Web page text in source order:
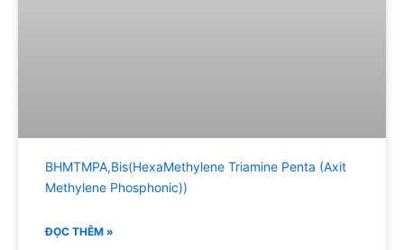
BHMTMPA,Bis(HexaMethylene Triamine Penta (Axit
Methylene Phosphonic))
ĐỌC THÊM »